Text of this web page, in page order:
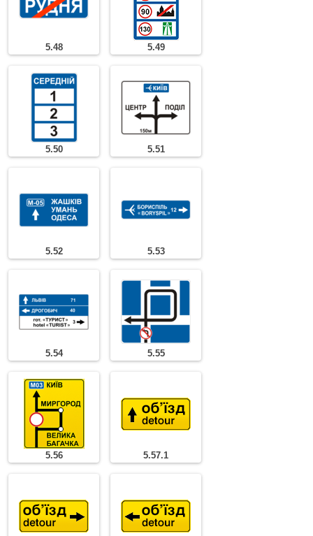
5.48 5.49
5.50 5.51
5.52 5.53
5.54 5.55
5.56 5.57.1